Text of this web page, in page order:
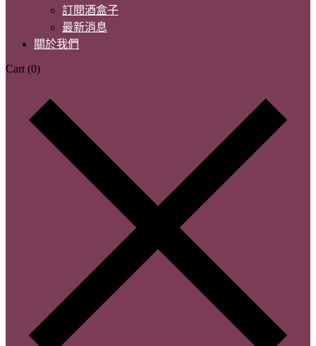
訂閱酒盒子
最新消息
關於我們
Cart (0)